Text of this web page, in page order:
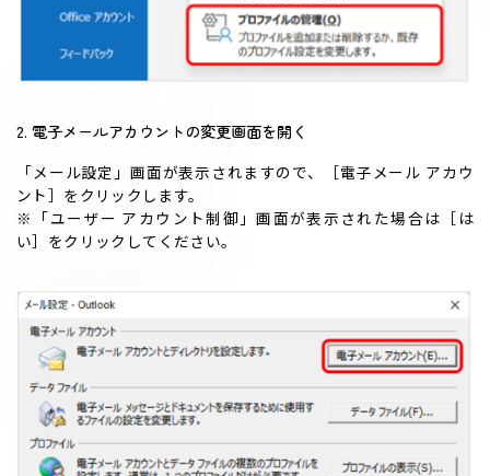
2. 電子メールアカウントの変更画面を開く
「メール設定」画面が表示されますので、［電子メール アカウ
ント］をクリックします。
※「ユーザー アカウント制御」画面が表示された場合は［は
い］をクリックしてください。